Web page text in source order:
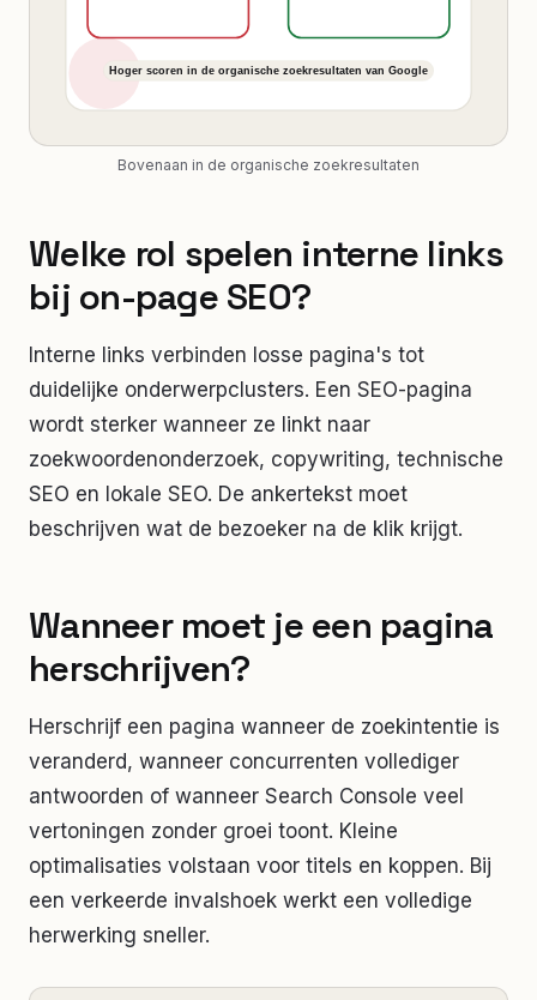
Bovenaan in de organische zoekresultaten
Welke rol spelen interne links
bij on-page SEO?
Interne links verbinden losse pagina's tot
duidelijke onderwerpclusters. Een SEO-pagina
wordt sterker wanneer ze linkt naar
zoekwoordenonderzoek, copywriting, technische
SEO en lokale SEO. De ankertekst moet
beschrijven wat de bezoeker na de klik krijgt.
Wanneer moet je een pagina
herschrijven?
Herschrijf een pagina wanneer de zoekintentie is
veranderd, wanneer concurrenten vollediger
antwoorden of wanneer Search Console veel
vertoningen zonder groei toont. Kleine
optimalisaties volstaan voor titels en koppen. Bij
een verkeerde invalshoek werkt een volledige
herwerking sneller.